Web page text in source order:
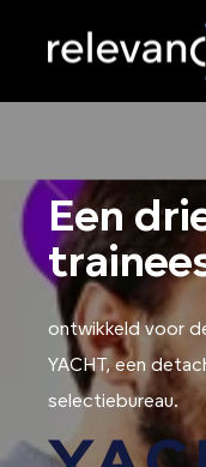
Een
ontwikkeld voor
YACHT, een
selectiebureau.